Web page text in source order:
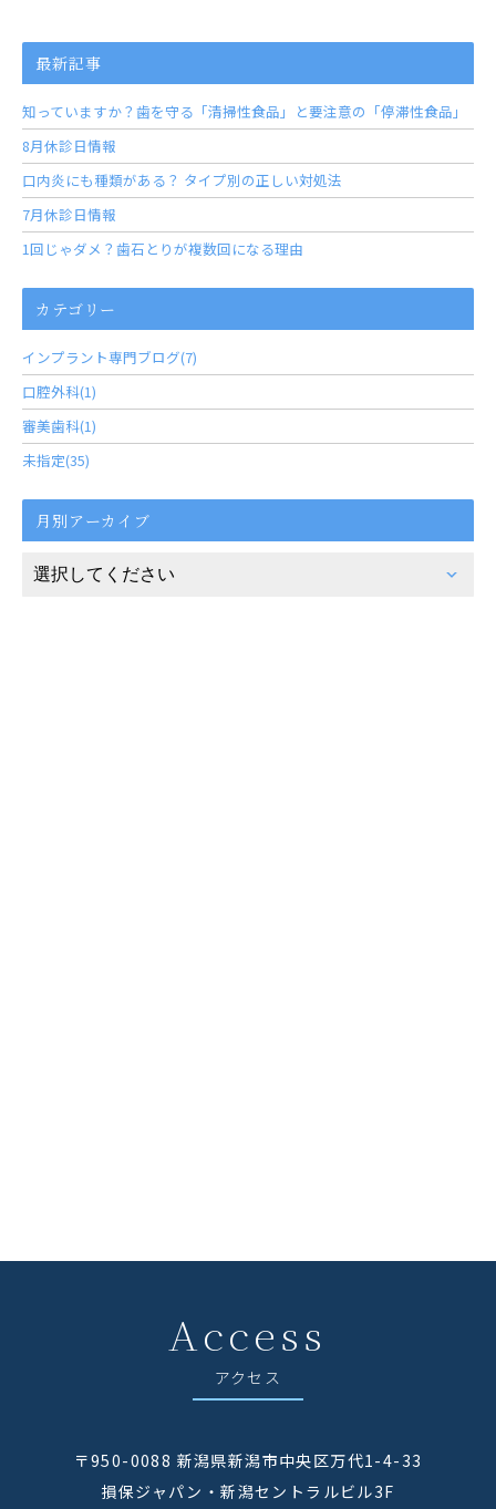
最新記事
知っていますか？歯を守る「清掃性食品」と要注意の「停滞性食品」
8月休診日情報
口内炎にも種類がある？ タイプ別の正しい対処法
7月休診日情報
1回じゃダメ？歯石とりが複数回になる理由
カテゴリー
インプラント専門ブログ(7)
口腔外科(1)
審美歯科(1)
未指定(35)
月別アーカイブ
Access
アクセス
〒950-0088 新潟県新潟市中央区万代1-4-33
損保ジャパン・新潟セントラルビル3F